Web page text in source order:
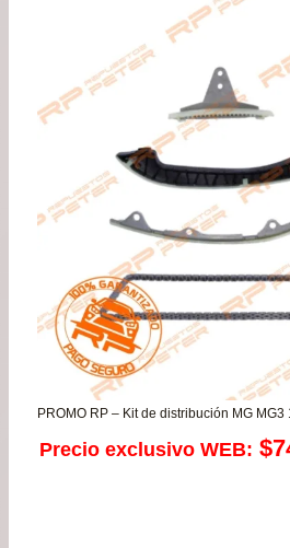
Precio exclusivo WEB: $